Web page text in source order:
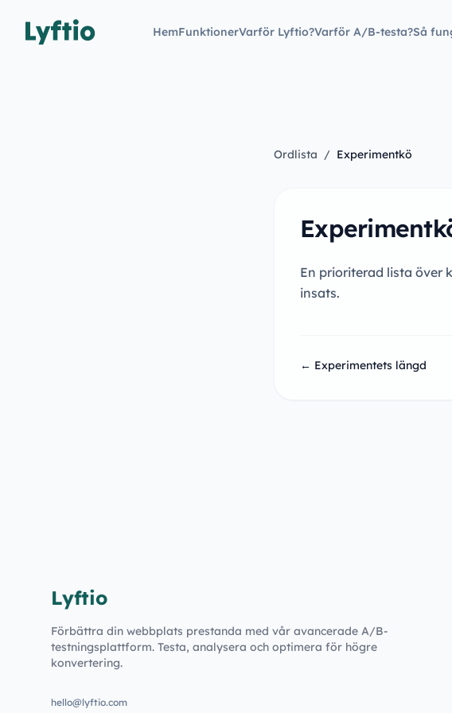
HemFunktionerVarför Lyftio?Varför A/B-testa?Så
Ordlista / Experimentkö
En prioriterad lista över
insats.
← Experimentets längd
Lyftio
Förbättra din webbplats prestanda med vår avancerade A/B-
testningsplattform. Testa, analysera och optimera för högre
konvertering.
hello@lyftio.com